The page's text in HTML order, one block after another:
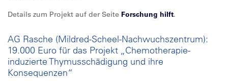
Details zum Projekt auf der Seite Forschung hilft.
AG Rasche (Mildred-Scheel-Nachwuchszentrum):
19.000 Euro für das Projekt „Chemotherapie-
induzierte Thymusschädigung und ihre
Konsequenzen“